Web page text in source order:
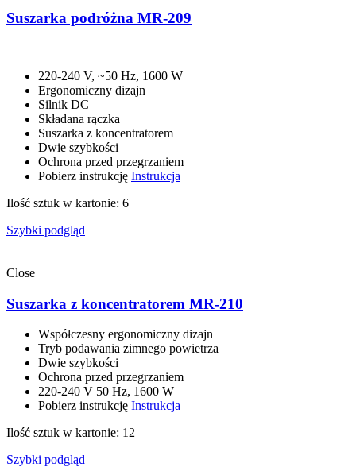
Suszarka podróżna MR-209
220-240 V, ~50 Hz, 1600 W
Ergonomiczny dizajn
Silnik DC
Składana rączka
Suszarka z koncentratorem
Dwie szybkości
Ochrona przed przegrzaniem
Pobierz instrukcję Instrukcja
Ilość sztuk w kartonie: 6
Szybki podgląd
Close
Suszarka z koncentratorem MR-210
Współczesny ergonomiczny dizajn
Tryb podawania zimnego powietrza
Dwie szybkości
Ochrona przed przegrzaniem
220-240 V 50 Hz, 1600 W
Pobierz instrukcję Instrukcja
Ilość sztuk w kartonie: 12
Szybki podgląd